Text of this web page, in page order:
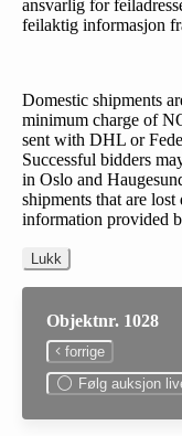
ansvarlig for
feilaktig informasjon
Domestic shipments
minimum charge of
sent with DHL or
Successful bidders
in Oslo and
shipments that are
information provided
Lukk
Objektnr. 1028
forrige
Følg auksjon